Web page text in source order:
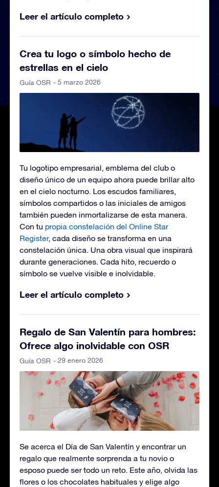
Leer el artículo completo
Crea tu logo o símbolo hecho de
estrellas en el cielo
Guía OSR - 5 marzo 2026
Tu logotipo empresarial, emblema del club o
diseño único de un equipo ahora puede brillar alto
en el cielo nocturno. Los escudos familiares,
símbolos compartidos o las iniciales de amigos
también pueden inmortalizarse de esta manera.
Con tu propia constelación del Online Star
Register, cada diseño se transforma en una
constelación única. Una obra visual que inspirará
durante generaciones. Cada hito, recuerdo o
símbolo se vuelve visible e inolvidable.
Leer el artículo completo
Regalo de San Valentín para hombres:
Ofrece algo inolvidable con OSR
Guía OSR - 29 enero 2026
Se acerca el Día de San Valentín y encontrar un
regalo que realmente sorprenda a tu novio o
esposo puede ser todo un reto. Este año, olvida las
flores o los chocolates habituales y elige algo